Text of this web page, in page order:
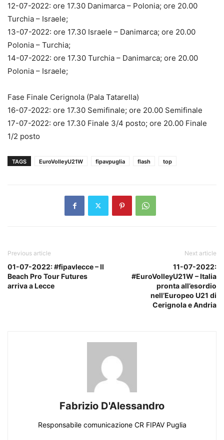
12-07-2022: ore 17.30 Danimarca – Polonia; ore 20.00
Turchia – Israele;
13-07-2022: ore 17.30 Israele – Danimarca; ore 20.00
Polonia – Turchia;
14-07-2022: ore 17.30 Turchia – Danimarca; ore 20.00
Polonia – Israele;
Fase Finale Cerignola (Pala Tatarella)
16-07-2022: ore 17.30 Semifinale; ore 20.00 Semifinale
17-07-2022: ore 17.30 Finale 3/4 posto; ore 20.00 Finale
1/2 posto
TAGS EuroVolleyU21W fipavpuglia flash top
Previous article
01-07-2022: #fipavlecce – Il
Beach Pro Tour Futures
arriva a Lecce
Next article
11-07-2022:
#EuroVolleyU21W – Italia
pronta all’esordio
nell’Europeo U21 di
Cerignola e Andria
Fabrizio D'Alessandro
Responsabile comunicazione CR FIPAV Puglia